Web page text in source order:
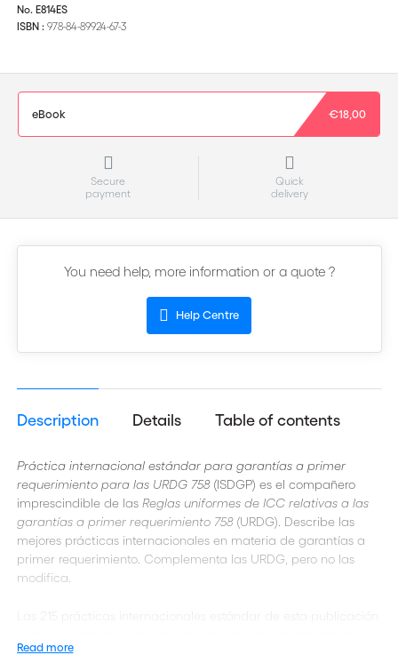
No. E814ES
ISBN : 978-84-89924-67-3
eBook €18,00
Secure
payment
Quick
delivery
You need help, more information or a quote ?
Help Centre
Description Details Table of contents
Práctica internacional estándar para garantías a primer
requerimiento para las URDG 758(ISDGP) es el compañero
imprescindible de las Reglas uniformes de ICC relativas a las
garantías a primer requerimiento 758(URDG). Describe las
mejores prácticas internacionales en materia de garantías a
primer requerimiento. Complementa las URDG, pero no las
modifica.
Las 215 prácticas internacionales estándar de esta publicación
Read more